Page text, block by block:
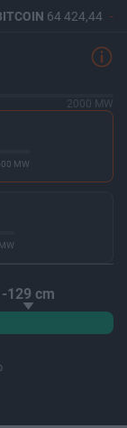
64 424,44 -
2000 MW
MW
-129 cm